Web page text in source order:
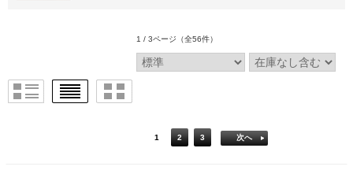
1 / 3ページ （全56件）
1 2 3 次へ